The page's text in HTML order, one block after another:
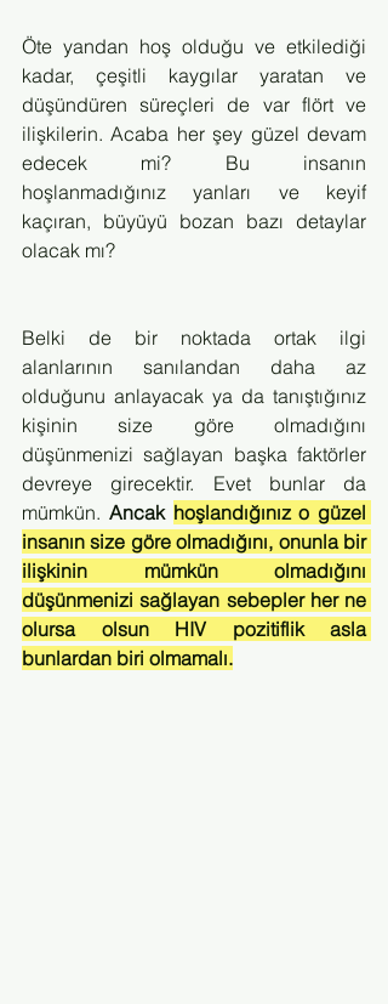
Öte yandan hoş olduğu ve etkilediği
kadar, çeşitli kaygılar yaratan ve
düşündüren süreçleri de var flört ve
ilişkilerin. Acaba her şey güzel devam
edecek mi? Bu insanın
hoşlanmadığınız yanları ve keyif
kaçıran, büyüyü bozan bazı detaylar
olacak mı?
Belki de bir noktada ortak ilgi
alanlarının sanılandan daha az
olduğunu anlayacak ya da tanıştığınız
kişinin size göre olmadığını
düşünmenizi sağlayan başka faktörler
devreye girecektir. Evet bunlar da
mümkün. Ancak hoşlandığınız o güzel
insanın size göre olmadığını, onunla bir
ilişkinin mümkün olmadığını
düşünmenizi sağlayan sebepler her ne
olursa olsun HIV pozitiflik asla
bunlardan biri olmamalı.